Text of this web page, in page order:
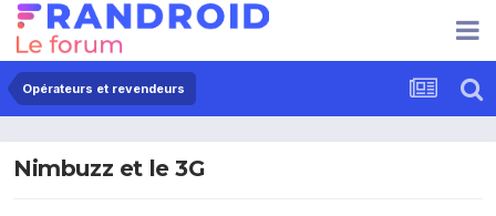
Opérateurs et revendeurs
Nimbuzz et le 3G